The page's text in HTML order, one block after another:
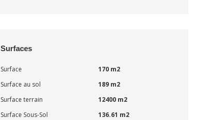
Surfaces
Surface
170 m2
Surface au sol
189 m2
Surface terrain
12400 m2
Surface Sous-Sol
136.61 m2